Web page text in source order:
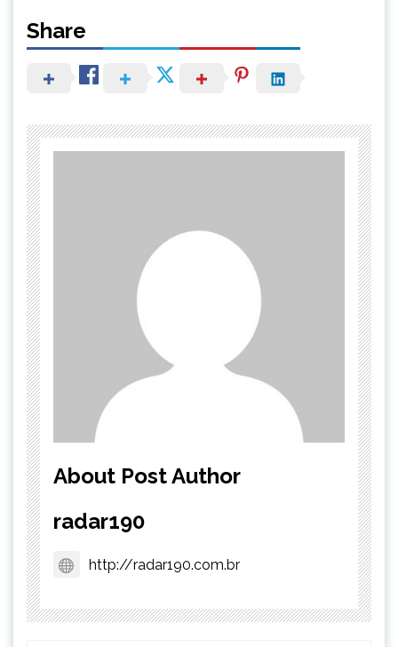
Share
About Post Author
radar190
http://radar190.com.br